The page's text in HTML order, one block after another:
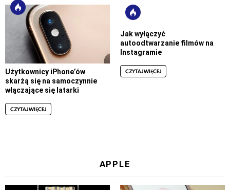
Użytkownicy iPhone’ów
skarżą się na samoczynnie
włączające się latarki
CZYTAJ WIĘCEJ
Jak wyłączyć
autoodtwarzanie filmów na
Instagramie
CZYTAJ WIĘCEJ
APPLE